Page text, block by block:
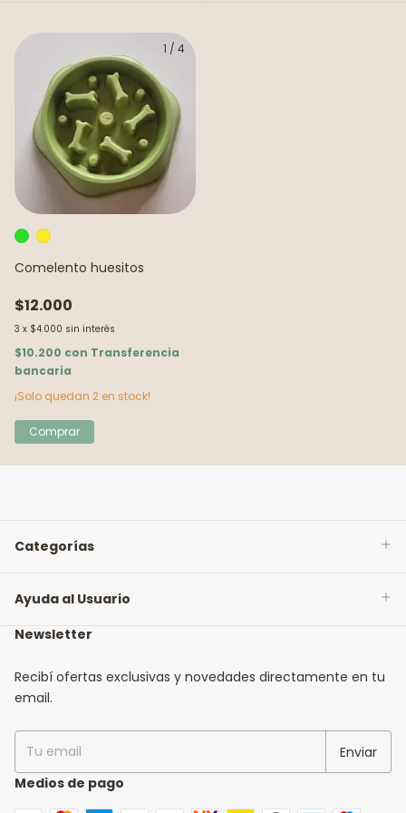
1 / 4
Comelento huesitos
$12.000
3 x $4.000 sin interés
$10.200 con Transferencia
bancaria
¡Solo quedan 2 en stock!
Comprar
Categorías
Ayuda al Usuario
Newsletter
Recibí ofertas exclusivas y novedades directamente en tu
email.
Medios de pago